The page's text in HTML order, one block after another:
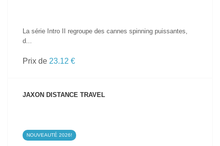
La série Intro II regroupe des cannes spinning puissantes,
d...
Prix de 23.12 €
JAXON DISTANCE TRAVEL
NOUVEAUTÉ 2026!